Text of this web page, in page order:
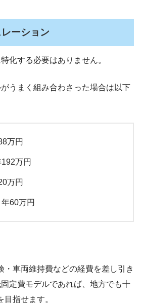
ーション
化する必要はありません。
うまく組み合わさった場合は以下
万円
万円
万円
60万円
・車両維持費などの経費を差し引き
定費モデルであれば、地方でも十
指せます。